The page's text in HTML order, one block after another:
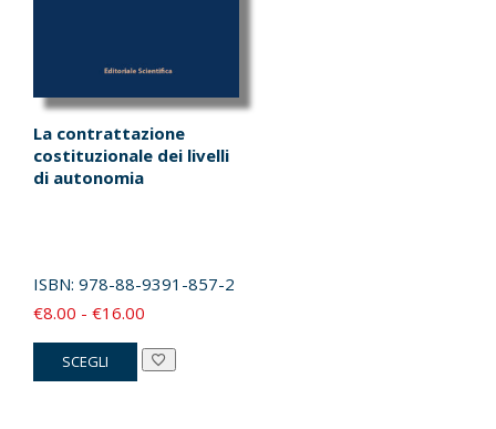
La contrattazione
costituzionale dei livelli
di autonomia
ISBN: 978-88-9391-857-2
€8.00 - €16.00
prezzo:
SCEGLI
Questo
prodotto